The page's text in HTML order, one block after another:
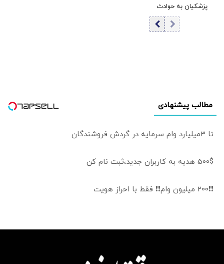
پزشکیان به حوادث
دی ماه / آن
اتفاقات به هیچ
مطالب پیشنهادی
تا 3میلیارد وام سرمایه در گردش فروشندگان
500$ هدیه به کاربران جدید،ثبت نام کن
❗❗200 میلیون وام❗❗ فقط با احراز هویت